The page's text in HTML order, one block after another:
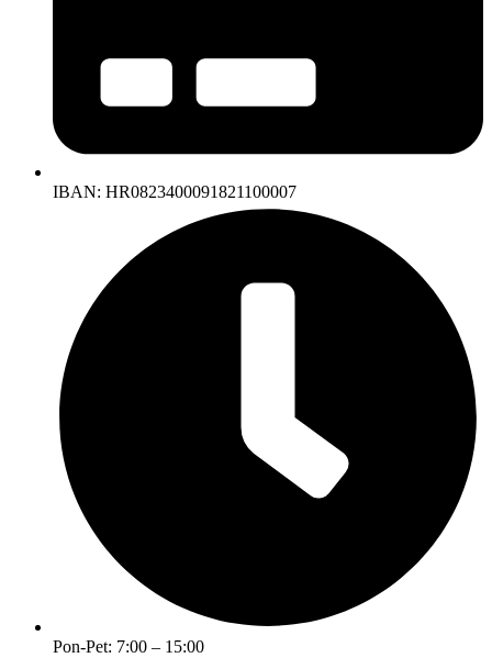
IBAN: HR0823400091821100007
Pon-Pet: 7:00 – 15:00